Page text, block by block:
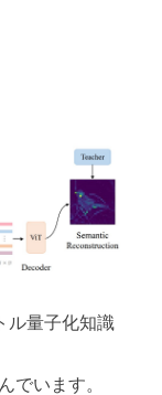
ル量子化知識
でいます。